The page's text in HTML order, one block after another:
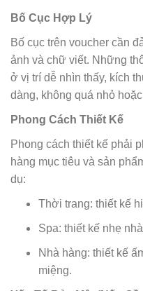
Bố Cục Hợp Lý
Bố cục trên voucher cần
ảnh và chữ viết. Những
ở vị trí dễ nhìn thấy, kích
dàng, không quá nhỏ
Phong Cách Thiết Kế
Phong cách thiết kế phải
hàng mục tiêu và sản
dụ:
Thời trang: thiết kế
Spa: thiết kế nhẹ
Nhà hàng: thiết kế
miệng.